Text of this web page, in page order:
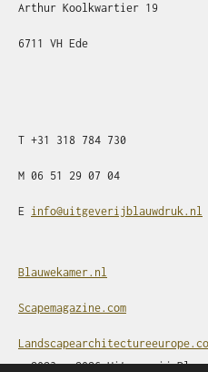
Arthur Koolkwartier 19
6711 VH Ede
T +31 318 784 730
M 06 51 29 07 04
E info@uitgeverijblauwdruk.nl
Blauwekamer.nl
Scapemagazine.com
© 2023 - 2026 Uitgeverij